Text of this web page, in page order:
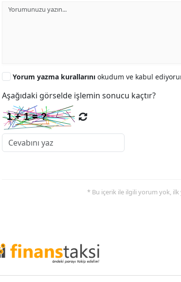
Yorum yazma kurallarını okudum ve kabul
Aşağıdaki görselde işlemin sonucu kaçtır?
* Bu içerik ile ilgili yorum yok, ilk